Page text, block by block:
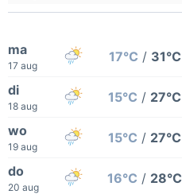
ma
17 aug
17°C / 31°C
di
18 aug
15°C / 27°C
wo
19 aug
15°C / 27°C
do
20 aug
16°C / 28°C